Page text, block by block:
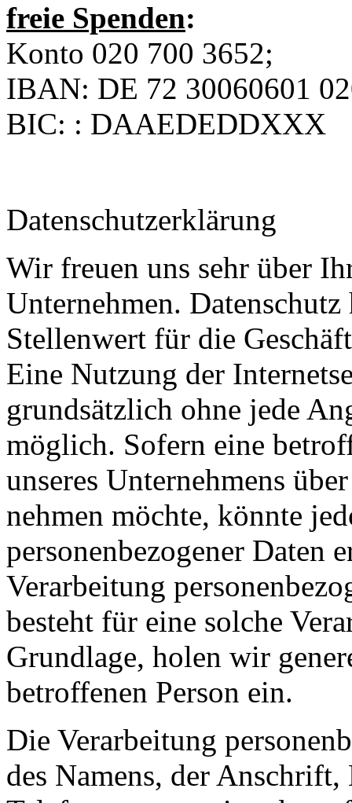
freie Spenden:
Konto 020 700 3652;
IBAN: DE 72 30060601
BIC: : DAAEDEDDXXX
Datenschutzerklärung
Wir freuen uns sehr über
Unternehmen.
Stellenwert für die
Eine Nutzung der
grundsätzlich ohne jede
möglich. Sofern eine
unseres Unternehmens
nehmen möchte, könnte
personenbezogener Daten
Verarbeitung
besteht für eine solche
Grundlage, holen wir
betroffenen Person ein.
Die Verarbeitung
des Namens, der